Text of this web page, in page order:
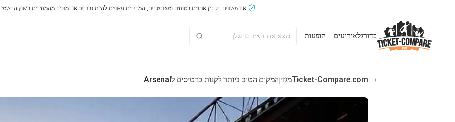
אנו משווים רק בין אתרים בטוחים ומאובטחים, המחירים עשויים להיות גבוהים או נמוכים מהמחירים בשוק הרשמי.
כדורגלאירועים הופעות
Ticket-Compare.comמגזיןהמקום הטוב ביותר לקנות כרטיסים לArsenal